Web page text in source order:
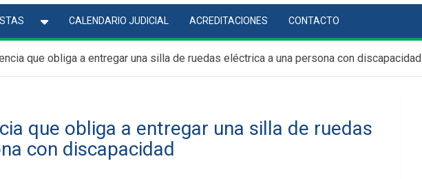
CALENDARIO JUDICIAL ACREDITACIONES CONTACTO
que obliga a entregar una silla de ruedas eléctrica a una persona con discapacidad
que obliga a entregar una silla de ruedas
con discapacidad